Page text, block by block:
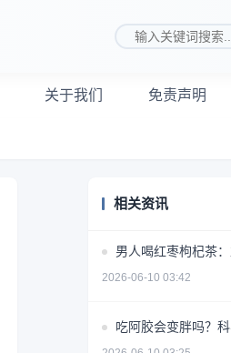
搜索关键词
关于我们 免责声明
相关资讯
男人喝红枣枸杞茶
2026-06-10 03:42
吃阿胶会变胖吗？